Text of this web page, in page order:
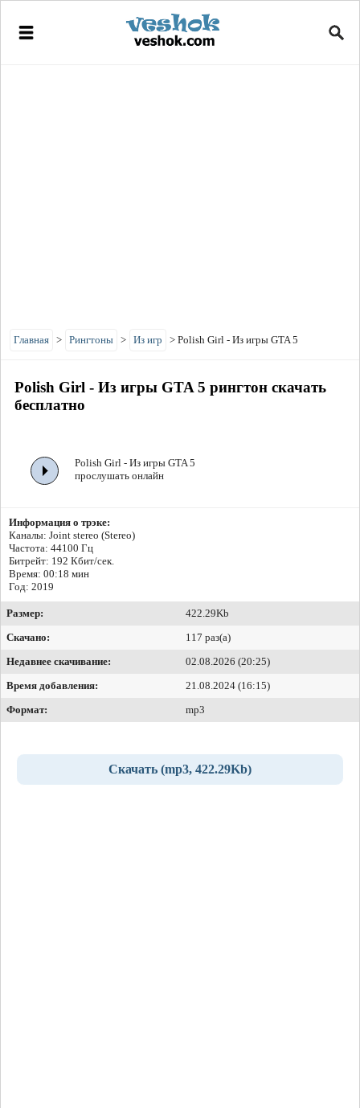
Главная > Рингтоны > Из игр > Polish Girl - Из игры GTA 5
Polish Girl - Из игры GTA 5 рингтон скачать
бесплатно
Polish Girl - Из игры GTA 5
прослушать онлайн
Информация о трэке:
Каналы: Joint stereo (Stereo)
Частота: 44100 Гц
Битрейт: 192 Кбит/сек.
Время: 00:18 мин
Год: 2019
Размер:
422.29Kb
Скачано:
117 раз(а)
Недавнее скачивание:
02.08.2026 (20:25)
Время добавления:
21.08.2024 (16:15)
Формат:
mp3
Скачать (mp3, 422.29Kb)